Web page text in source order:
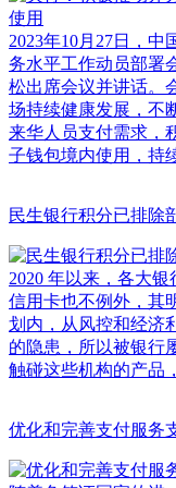
2023年10月27日，
务水平工作动员部署
松出席会议并讲话。
场持续健康发展，不
来华人员支付需求，
子钱包境内使用，持
民生银行积分已排除
2020 年以来，各大
信用卡也不例外，其
划内，从风控和经济
的隐患，所以被银行
触碰这些机构的产品
优化和完善支付服务